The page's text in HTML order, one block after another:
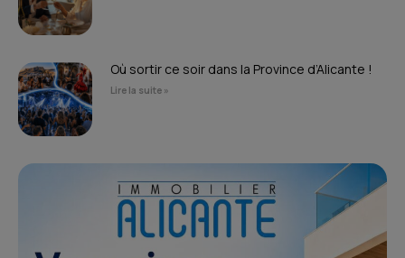
Où sortir ce soir dans la Province d’Alicante !
Lire la suite »